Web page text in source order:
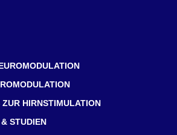
HIRNSTIMULATION
STUDIEN